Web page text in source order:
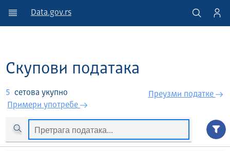
Data.gov.rs
Скупови података
5 сетова укупно
Примери употребе
Преузми податкe